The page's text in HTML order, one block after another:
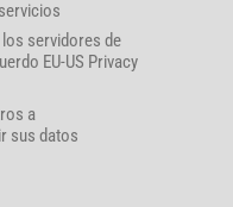
servidores de
EU-US Privacy
a
sus datos